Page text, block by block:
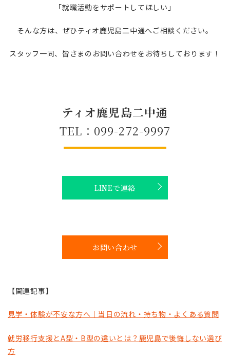
「就職活動をサポートしてほしい」
そんな方は、ぜひティオ鹿児島二中通へご相談ください。
スタッフ一同、皆さまのお問い合わせをお待ちしております！
ティオ鹿児島二中通
TEL：099-272-9997
LINEで連絡
お問い合わせ
【関連記事】
見学・体験が不安な方へ｜当日の流れ・持ち物・よくある質問
就労移行支援とA型・B型の違いとは？鹿児島で後悔しない選び
方